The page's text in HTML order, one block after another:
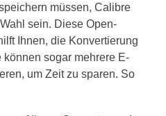
müssen, Calibre
sein. Diese Open-
Ihnen, die Konvertierung
sogar mehrere E-
um Zeit zu sparen. So